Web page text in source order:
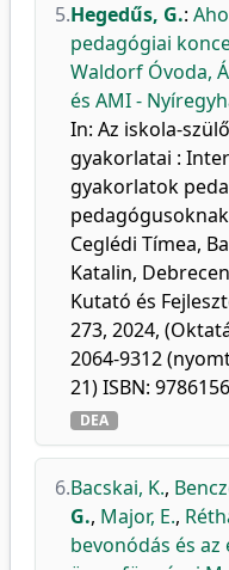
5.Hegedűs, G.:
pedagógiai
Waldorf Óvoda,
és AMI -
In: Az iskola-
gyakorlatai :
gyakorlatok
Ceglédi Tímea,
Katalin,
Kutató és
273, 2024,
2064-9312
21) ISBN:
DEA
6.Bacskai, K.,
G., Major, E.,
bevonódás és